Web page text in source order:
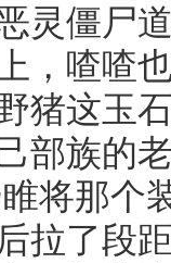
灵僵尸
，喳喳
猪这玉
部族的
将那个
拉了段